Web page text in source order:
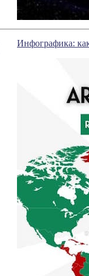
Инфографика: